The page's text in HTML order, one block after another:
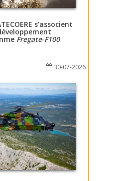
s’associent
Fregate-F100
30-07-2026